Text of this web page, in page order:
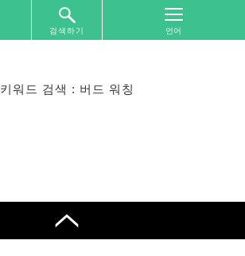
검색하기
키워드 검색 : 버드 워칭